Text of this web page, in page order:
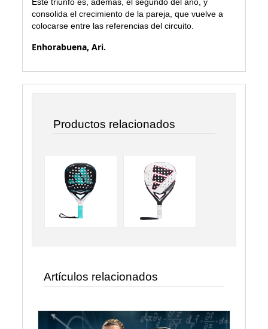
Este triunfo es, además, el segundo del año, y
consolida el crecimiento de la pareja, que vuelve a
colocarse entre las referencias del circuito.
Enhorabuena, Ari.
Productos relacionados
Artículos relacionados